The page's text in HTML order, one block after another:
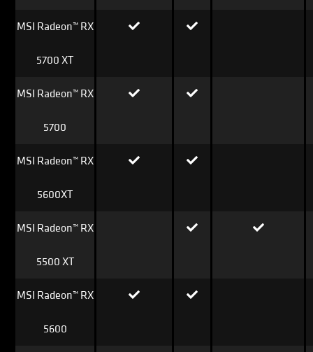
MSI Radeon™ RX
5700 XT
MSI Radeon™ RX
5700
MSI Radeon™ RX
5600XT
MSI Radeon™ RX
5500 XT
MSI Radeon™ RX
5600